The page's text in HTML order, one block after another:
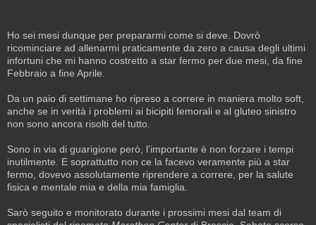
Ho sei mesi dunque per prepararmi come si deve. Dovrò
ricominciare ad allenarmi praticamente da zero a causa degli ultimi
infortuni che mi hanno costretto a star fermo per due mesi, da fine
Febbraio a fine Aprile.
Da un paio di settimane ho ripreso a correre in maniera molto soft,
anche se in verità i problemi ai bicipiti femorali e al gluteo sinistro
non sono ancora risolti del tutto.
Sono in via di guarigione però, l'importante è non forzare i tempi
inutilmente. E soprattutto non ce la facevo veramente più a star
fermo, dovevo assolutamente riprendere a correre, per la salute
fisica e mentale mia e della mia famiglia.
Sarò seguito e monitorato durante i prossimi mesi dal team di